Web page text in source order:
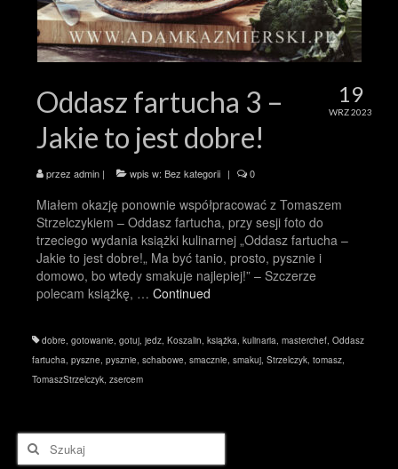
19
WRZ 2023
Oddasz fartucha 3 –
Jakie to jest dobre!
przez admin | wpis w: Bez kategorii | 0
Miałem okazję ponownie współpracować z Tomaszem
Strzelczykiem – Oddasz fartucha, przy sesji foto do
trzeciego wydania książki kulinarnej „Oddasz fartucha –
Jakie to jest dobre!„ Ma być tanio, prosto, pysznie i
domowo, bo wtedy smakuje najlepiej!” – Szczerze
polecam książkę, … Continued
dobre, gotowanie, gotuj, jedz, Koszalin, książka, kulinaria, masterchef, Oddasz
fartucha, pyszne, pysznie, schabowe, smacznie, smakuj, Strzelczyk, tomasz,
TomaszStrzelczyk, zsercem
Szuklaj
w: